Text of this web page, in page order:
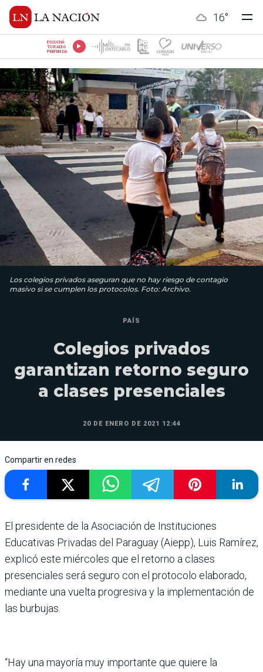
16°
ESCUCHÁ
TU RADIO
PREFERIDA
Los colegios privados aseguran que no hay riesgo de contagio
masivo si se cumplen los protocolos. Foto: Archivo.
PAÍS
Colegios privados
garantizan retorno seguro
a clases presenciales
20 DE ENERO DE 2021 12:44
Compartir en redes
El presidente de la Asociación de Instituciones
Educativas Privadas del Paraguay (Aiepp), Luis Ramírez,
explicó este miércoles que el retorno a clases
presenciales será seguro con el protocolo elaborado,
mediante una vuelta progresiva y la implementación de
las burbujas.
“Hay una mayoría muy importante que quiere la